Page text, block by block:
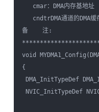
cmar：DMA内存基地址
cndtrDMA通道的DMA缓
备    注:
void
{
DMA_InitTypeDef
NVIC_InitTypeDef